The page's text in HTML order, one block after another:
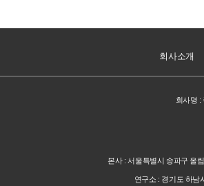
회사소개
회사명 :
본사 : 서울특별시 송파구 올
연구소 : 경기도 하남